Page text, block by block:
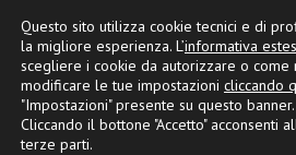
Questo sito utilizza cookie tecnici e di
la migliore esperienza. L’informativa
scegliere i cookie da autorizzare o come
modificare le tue impostazioni cliccando
"Impostazioni" presente su questo banner.
Cliccando il bottone "Accetto" acconsenti
terze parti.